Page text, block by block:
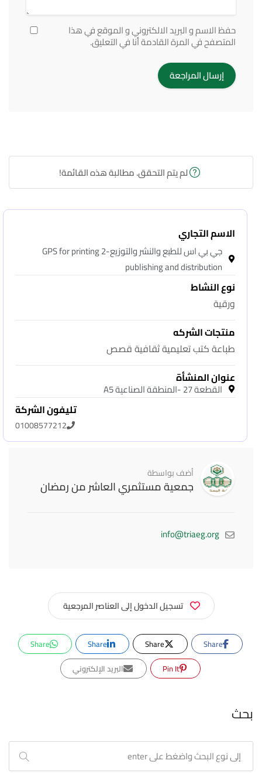
حفظ الاسم و البريد الالكتروني و الموقع في هذا
المتصفح في المرة القادمة أنا في التعليق.
لم يتم التحقق. مطالبة هذه القائمة!
الاسم التجاري
جي بي اس للطبع والنشر والتوزيع-2 GPS for printing
publishing and distribution
نوع النشاط
ورقية
منتجات الشركه
طباعة كتب تعليمية ثقافية قصص
عنوان المنشأة
القطعة 27 -المنطقة الصناعية A5
تليفون الشركة
01008577212
أضف بواسطة
جمعية مستثمري العاشر من رمضان
info@triaeg.org
تسجيل الدخول إلى العناصر المرجعية
Share
Share
Share
Share
Pin It
البريد الإلكتروني
بحث